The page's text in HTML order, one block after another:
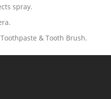
spray.
& Tooth Brush.